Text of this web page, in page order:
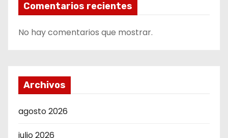
Comentarios recientes
No hay comentarios que mostrar.
Archivos
agosto 2026
julio 2026